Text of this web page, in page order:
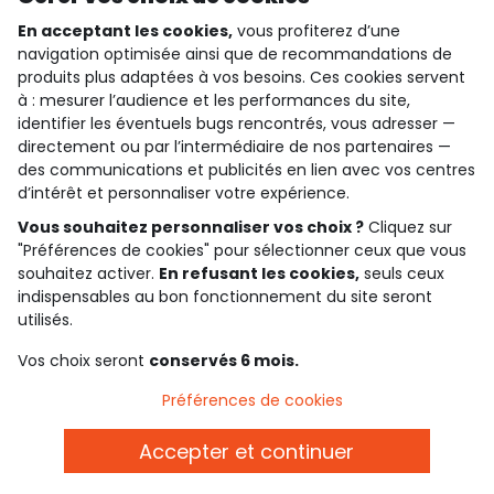
qui sommes-nous ?
besoin d'aide ?
le club fidélité
notre catalogue
Conditions générales de ventes et d'utilisation
Politique de confidentialité
Cookies et données personnelles
Paramètres des cookies
En acceptant les cookies, vous profiterez d’une
navigation optimisée ainsi que de recommandations de
produits plus adaptées à vos besoins. Ces cookies servent
à : mesurer l’audience et les performances du site,
identifier les éventuels bugs rencontrés, vous adresser —
directement ou par l’intermédiaire de nos partenaires —
des communications et publicités en lien avec vos centres
d’intérêt et personnaliser votre expérience.
Vous souhaitez personnaliser vos choix ? Cliquez sur
"Préférences de cookies" pour sélectionner ceux que vous
souhaitez activer. En refusant les cookies, seuls ceux
indispensables au bon fonctionnement du site seront
utilisés.
Vos choix seront conservés 6 mois.
Préférences de cookies
Accepter et continuer